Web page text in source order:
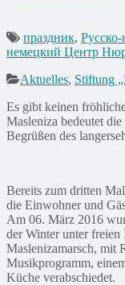
праздник,
немецкий Центр
Aktuelles, Stiftung
Es gibt keinen
Masleniza bedeutet
Begrüßen des
Bereits zum dritten
die Einwohner und
Am 06. März 2016
der Winter unter
Maslenizamarsch, mit
Musikprogramm,
Küche verabschiedet.